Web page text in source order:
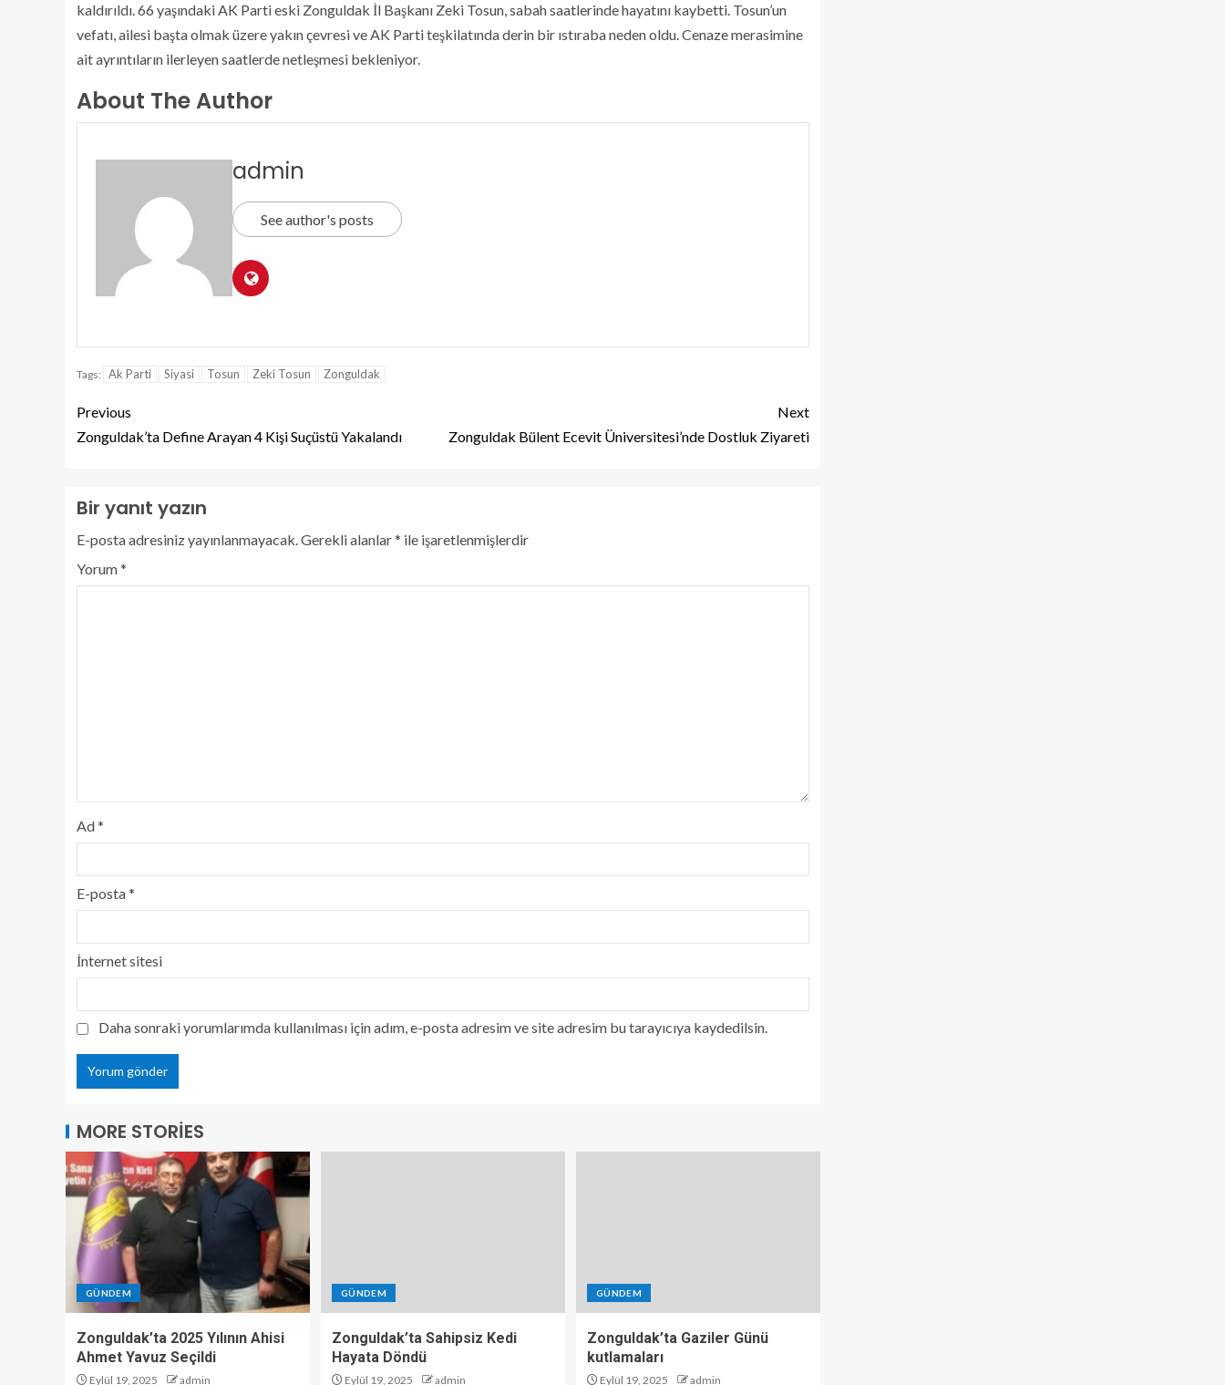
kaldırıldı. 66 yaşındaki AK Parti eski Zonguldak İl Başkanı Zeki Tosun, sabah saatlerinde hayatını kaybetti. Tosun’un
vefatı, ailesi başta olmak üzere yakın çevresi ve AK Parti teşkilatında derin bir ıstıraba neden oldu. Cenaze merasimine
ait ayrıntıların ilerleyen saatlerde netleşmesi bekleniyor.
About The Author
admin
See author's posts
Tags: Ak Parti Siyasi Tosun Zeki Tosun Zonguldak
Previous
Zonguldak’ta Define Arayan 4 Kişi Suçüstü Yakalandı
Next
Zonguldak Bülent Ecevit Üniversitesi’nde Dostluk Ziyareti
Bir yanıt yazın
E-posta adresiniz yayınlanmayacak.Gerekli alanlar* ile işaretlenmişlerdir
Yorum*
Ad*
E-posta*
İnternet sitesi
Daha sonraki yorumlarımda kullanılması için adım, e-posta adresim ve site adresim bu tarayıcıya kaydedilsin.
MORE STORIES
GÜNDEM
Zonguldak’ta 2025 Yılının Ahisi
Ahmet Yavuz Seçildi
Eylül 19, 2025 admin
GÜNDEM
Zonguldak’ta Sahipsiz Kedi
Hayata Döndü
Eylül 19, 2025 admin
GÜNDEM
Zonguldak’ta Gaziler Günü
kutlamaları
Eylül 19, 2025 admin